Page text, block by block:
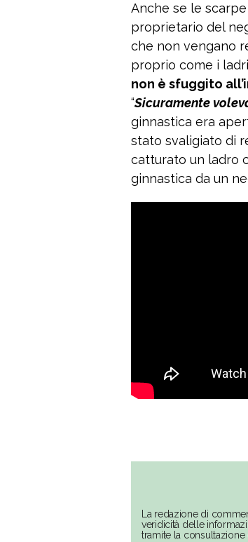
Anche se le
proprietario del
che non vengano
proprio come i
non è sfuggito
“Sicuramente
ginnastica era
stato svaligiato di
catturato un ladro
ginnastica da un
La redazione di
veridicità delle
tramite la consultazione